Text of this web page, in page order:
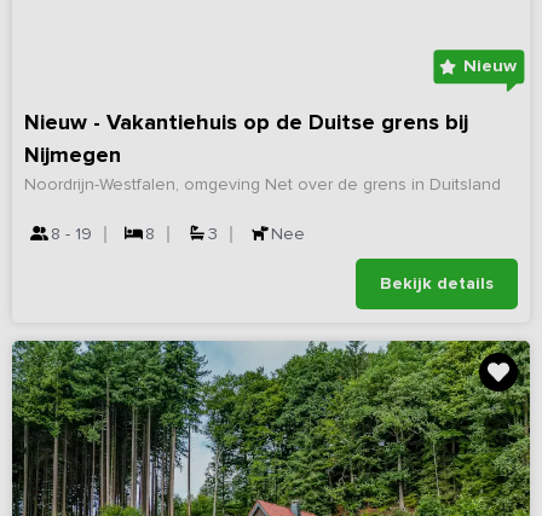
Nieuw
Nieuw - Vakantiehuis op de Duitse grens bij
Nijmegen
Noordrijn-Westfalen, omgeving Net over de grens in Duitsland
8 - 19 8 3 Nee
Bekijk details